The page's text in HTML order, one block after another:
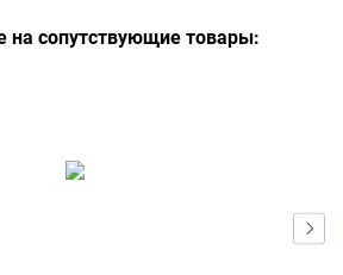
на сопутствующие товары: